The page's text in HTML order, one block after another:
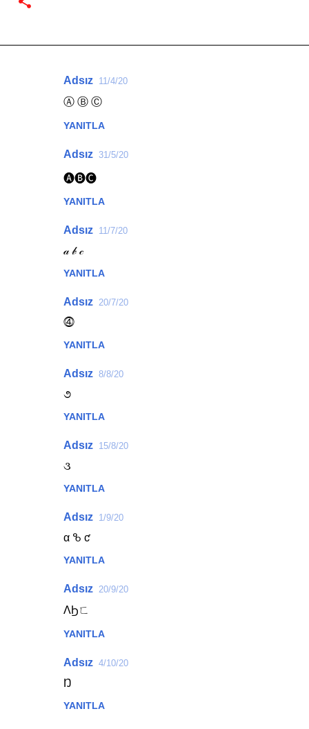
Adsız 11/4/20
Ⓐ Ⓑ Ⓒ
YANITLA
Adsız 31/5/20
🅐🅑🅒
YANITLA
Adsız 11/7/20
𝒶 𝒷 𝒸
YANITLA
Adsız 20/7/20
⓸
YANITLA
Adsız 8/8/20
૭
YANITLA
Adsız 15/8/20
૩
YANITLA
Adsız 1/9/20
α Ⴆ ƈ
YANITLA
Adsız 20/9/20
ΛϦㄈ
YANITLA
Adsız 4/10/20
Ŋ
YANITLA